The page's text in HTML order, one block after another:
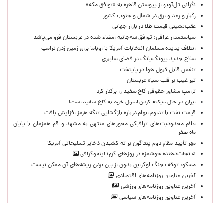
نگرانی تل‌آویو از پیوستن قاهره به «توافق مکه»
رگبار و رعد و برق در شمال و جنوب کشور
عقب‌نشینی قیمت طلا در بازار جهانی
سیاستمدار عراقی: توافق سه‌جانبه امضاء شده در عربستان فرو می‌پاشد
ائتلاف پدیده مسلمان انتخابات آمریکا با اوباما برای زمین زدن ترامپ
سلاح جدید پیونگ‌یانگ در فضای سایبری
تنفس قابل قبول هوا در پایتخت
تیر غیب بر قلب سیاه عربستان
ترامپ مشاور حقوقی کاخ سفید را برکنار کرد
ایران در حال دیکته کردن اصول خود به کاخ سفید است!
قیمت نفت با تداوم ابهام درباره بازگشایی تنگه هرمز افزایش یافت
اعلام محدودیت‌های ترافیکی محورهای منتهی به مشهد و قم همزمان با پایان
ماه صفر
مهر تأیید مقام دوم پنتاگون بر ته کشیدن ذخایر تسلیحاتی آمریکا
۵ نجات‌دهنده خوشمزه در روزهای گرم/ اینفوگرافی
مسکو: توقف جنگ اوکراین بدون از بین بردن ریشه‌های آن ممکن نیست
آخرین عناوین روزنامه‌های اقتصادی
آخرین عناوین روزنامه‌های ورزشی
آخرین عناوین روزنامه‌های سیاسی